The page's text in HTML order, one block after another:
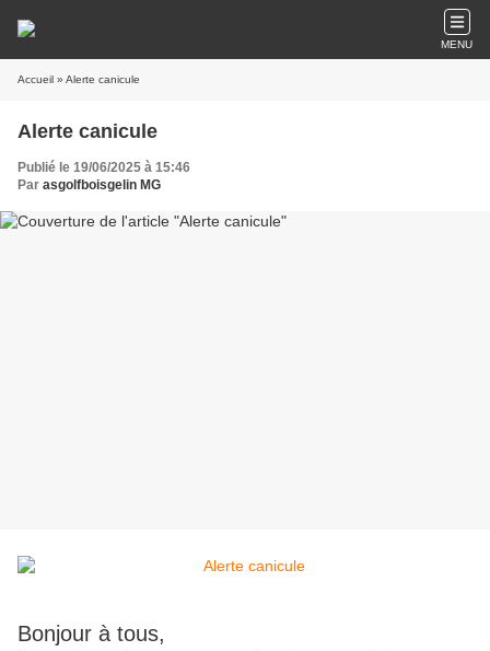
MENU
Accueil » Alerte canicule
Alerte canicule
Publié le 19/06/2025 à 15:46
Par asgolfboisgelin MG
Bonjour à tous,